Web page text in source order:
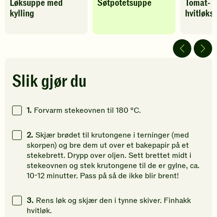
oppskriften
har
Klikk
for
gi
din
Løksuppe med
kylling
oppskriften
5
din
Søtpotetsuppe
har
av
5
Tomat-
Slik gjør du
1. Forvarm stekeovnen til 180 °C.
2. Skjær brødet til krutongene i terninger (med
skorpen) og bre dem ut over et bakepapir på et
stekebrett. Drypp over oljen. Sett brettet midt i
stekeovnen og stek krutongene til de er gylne, ca.
10-12 minutter. Pass på så de ikke blir brent!
3. Rens løk og skjær den i tynne skiver. Finhakk
hvitløk.